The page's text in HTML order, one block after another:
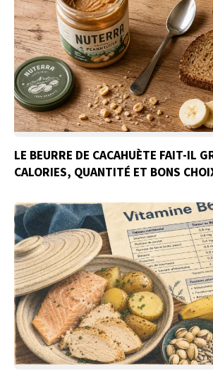
LE BEURRE DE CACAHUÈTE FAIT-IL
CALORIES, QUANTITÉ ET BONS